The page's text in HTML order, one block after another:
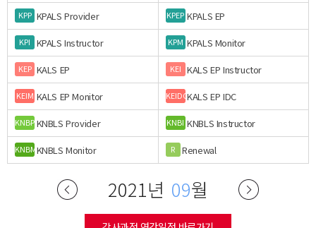
KPP KPALS Provider KPEP KPALS EP
KPI KPALS Instructor KPM KPALS Monitor
KEP KALS EP KEI KALS EP Instructor
KEIM KALS EP Monitor KEIDCKALS EP IDC
KNBPKNBLS Provider KNBI KNBLS Instructor
KNBMKNBLS Monitor R Renewal
2021년 09월